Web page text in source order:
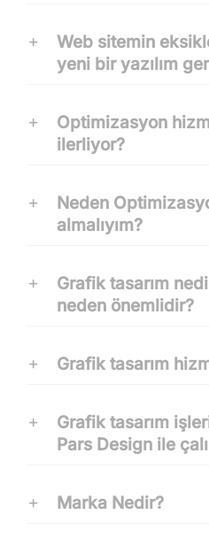
Web sitemin
yeni bir yazılım
Optimizasyon
ilerliyor?
Neden
almalıyım?
Grafik tasarım
neden önemlidir?
Grafik tasarım
Grafik tasarım
Pars Design ile
Marka Nedir?